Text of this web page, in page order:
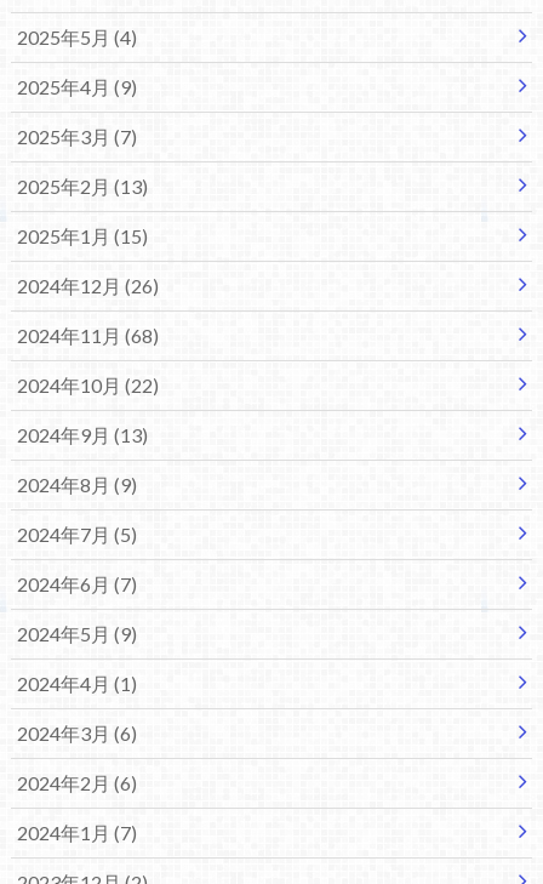
2025年5月 (4)
2025年4月 (9)
2025年3月 (7)
2025年2月 (13)
2025年1月 (15)
2024年12月 (26)
2024年11月 (68)
2024年10月 (22)
2024年9月 (13)
2024年8月 (9)
2024年7月 (5)
2024年6月 (7)
2024年5月 (9)
2024年4月 (1)
2024年3月 (6)
2024年2月 (6)
2024年1月 (7)